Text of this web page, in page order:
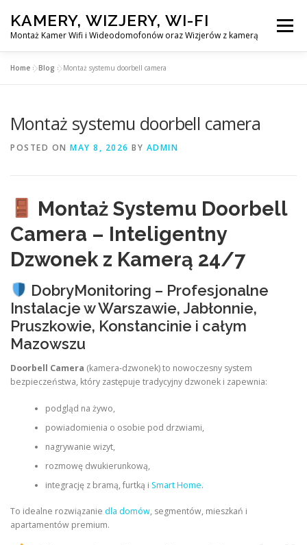
content
KAMERY, WIZJERY, WI-FI
Montaż Kamer Wifi i Wideodomofonów oraz Wizjerów z kamerą
Menu
MONTAŻ WIDEDOMOFONÓW
KONTAKT
EN
Home »Blog »Montaż systemu doorbell camera
Montaż systemu doorbell camera
POSTED ON MAY 8, 2026 BY ADMIN
Montaż Systemu Doorbell
Camera – Inteligentny
Dzwonek z Kamerą 24/7
DobryMonitoring – Profesjonalne
Instalacje w Warszawie, Jabłonnie,
Pruszkowie, Konstancinie i całym
Mazowszu
Doorbell Camera (kamera‑dzwonek) to nowoczesny system
bezpieczeństwa, który zastępuje tradycyjny dzwonek i zapewnia:
podgląd na żywo,
powiadomienia o osobie pod drzwiami,
nagrywanie wizyt,
rozmowę dwukierunkową,
integrację z bramą, furtką i Smart Home.
To idealne rozwiązanie dla domów, segmentów, mieszkań i
apartamentów premium.